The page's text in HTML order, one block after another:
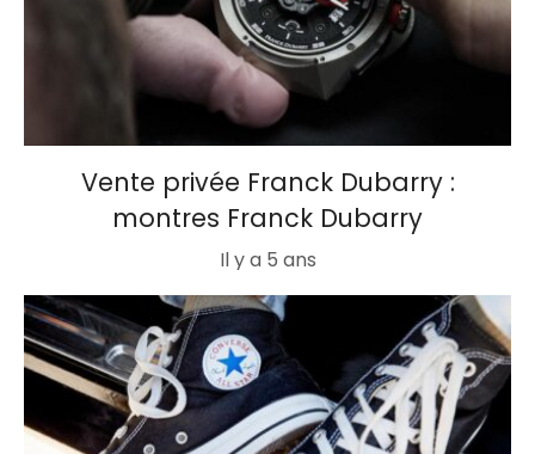
Vente privée Franck Dubarry :
montres Franck Dubarry
Il y a 5 ans